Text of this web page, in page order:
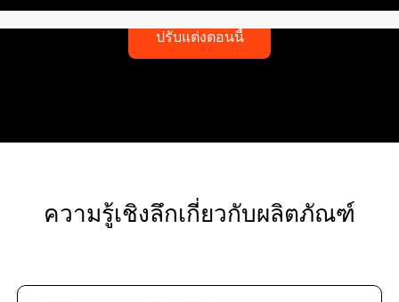
ปรับแต่งตอนนี้
ความรู้เชิงลึกเกี่ยวกับผลิตภัณฑ์